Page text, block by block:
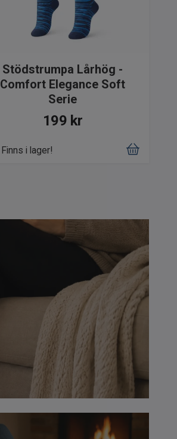
Stödstrumpa Lårhög -
Comfort Elegance Soft
Serie
199 kr
Finns i lager!